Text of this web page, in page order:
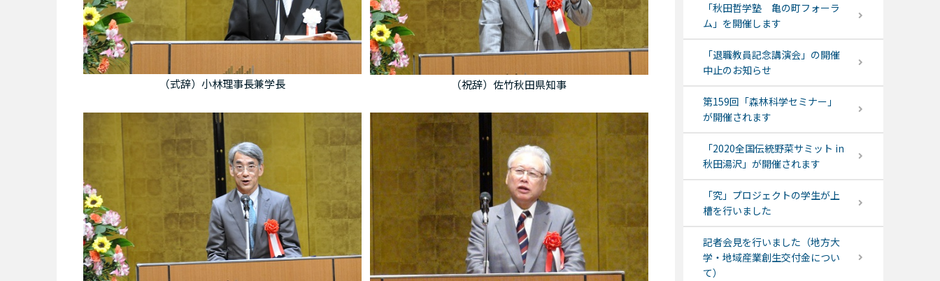
（式辞）小林理事長兼学長 （祝辞）佐竹秋田県知事
「秋田哲学塾 亀の町フォーラ
ム」を開催します
「退職教員記念講演会」の開催
中止のお知らせ
第159回「森林科学セミナー」
が開催されます
「2020全国伝統野菜サミット in
秋田湯沢」が開催されます
「究」プロジェクトの学生が上
槽を行いました
記者会見を行いました（地方大
学・地域産業創生交付金につい
て）